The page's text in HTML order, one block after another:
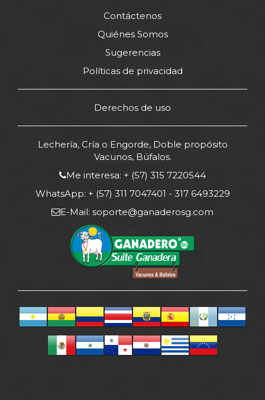
Contáctenos
Quiénes Somos
Sugerencias
Políticas de privacidad
Derechos de uso
Lechería, Cría o Engorde, Doble propósito
Vacunos, Búfalos.
Me interesa: + (57) 315 7220544
WhatsApp: + (57) 311 7047401 - 317 6493229
E-Mail: soporte@ganaderosg.com